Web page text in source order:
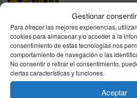
Gestionar
Para ofrecer las mejores experiencias,
cookies para almacenar y/o acceder a la
consentimiento de estas tecnologías nos
comportamiento de navegación o las
No consentir o retirar el consentimiento,
ciertas características y funciones.
Aceptar
La posible alineación
con Joan García
03/03/2026
Alcaraz 2-1
Doha ante el «muro»